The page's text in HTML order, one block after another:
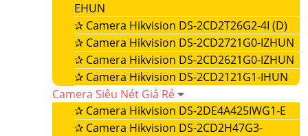
EHUN
✰ Camera Hikvision DS-2CD2T26G2-4I (D)
✰ Camera Hikvision DS-2CD2721G0-IZHUN
✰ Camera Hikvision DS-2CD2621G0-IZHUN
✰ Camera Hikvision DS-2CD2121G1-IHUN
Camera Siêu Nét Giá Rẻ
✰ Camera Hikvision DS-2DE4A425IWG1-E
✰ Camera Hikvision DS-2CD2H47G3-